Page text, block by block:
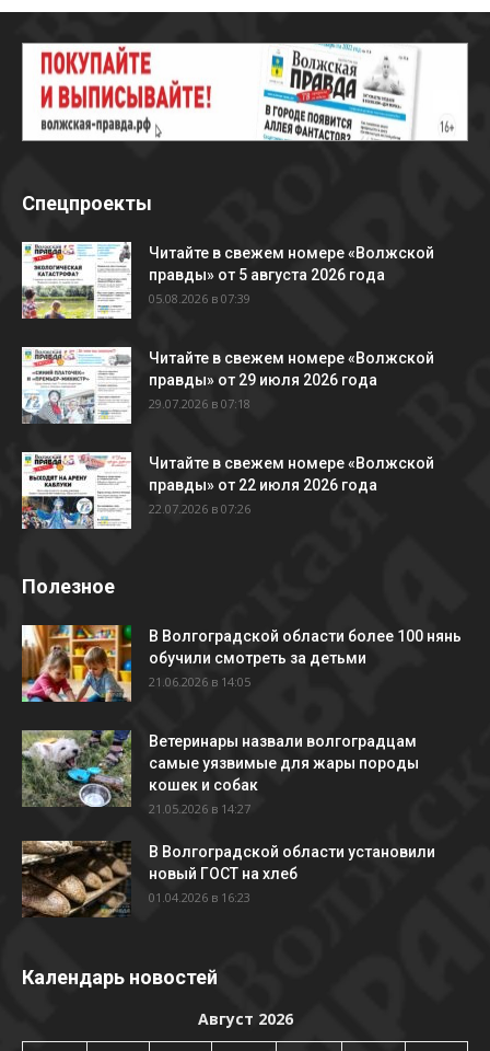
Спецпроекты
Читайте в свежем номере «Волжской
правды» от 5 августа 2026 года
05.08.2026 в 07:39
Читайте в свежем номере «Волжской
правды» от 29 июля 2026 года
29.07.2026 в 07:18
Читайте в свежем номере «Волжской
правды» от 22 июля 2026 года
22.07.2026 в 07:26
Полезное
В Волгоградской области более 100 нянь
обучили смотреть за детьми
21.06.2026 в 14:05
Ветеринары назвали волгоградцам
самые уязвимые для жары породы
кошек и собак
21.05.2026 в 14:27
В Волгоградской области установили
новый ГОСТ на хлеб
01.04.2026 в 16:23
Календарь новостей
Август 2026